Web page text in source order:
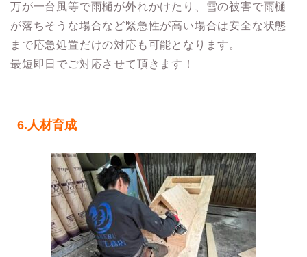
万が一台風等で雨樋が外れかけたり、雪の被害で雨樋
が落ちそうな場合など緊急性が高い場合は安全な状態
まで応急処置だけの対応も可能となります。
最短即日でご対応させて頂きます！
6.人材育成